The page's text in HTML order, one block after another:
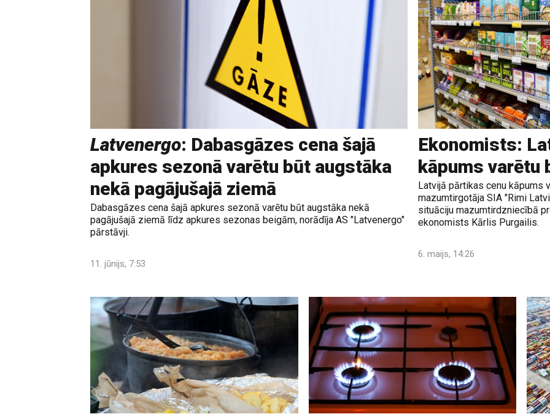
Latvenergo: Dabasgāzes cena šajā
apkures sezonā varētu būt augstāka
nekā pagājušajā ziemā
Dabasgāzes cena šajā apkures sezonā varētu būt augstāka nekā
pagājušajā ziemā līdz apkures sezonas beigām, norādīja AS "Latvenergo"
pārstāvji.
11. jūnijs, 7:53
Ekonomists:
kāpums varētu
Latvijā pārtikas cenu kāpums
mazumtirgotāja SIA "Rimi
situāciju mazumtirdzniecībā
ekonomists Kārlis Purgailis.
6. maijs, 14:26